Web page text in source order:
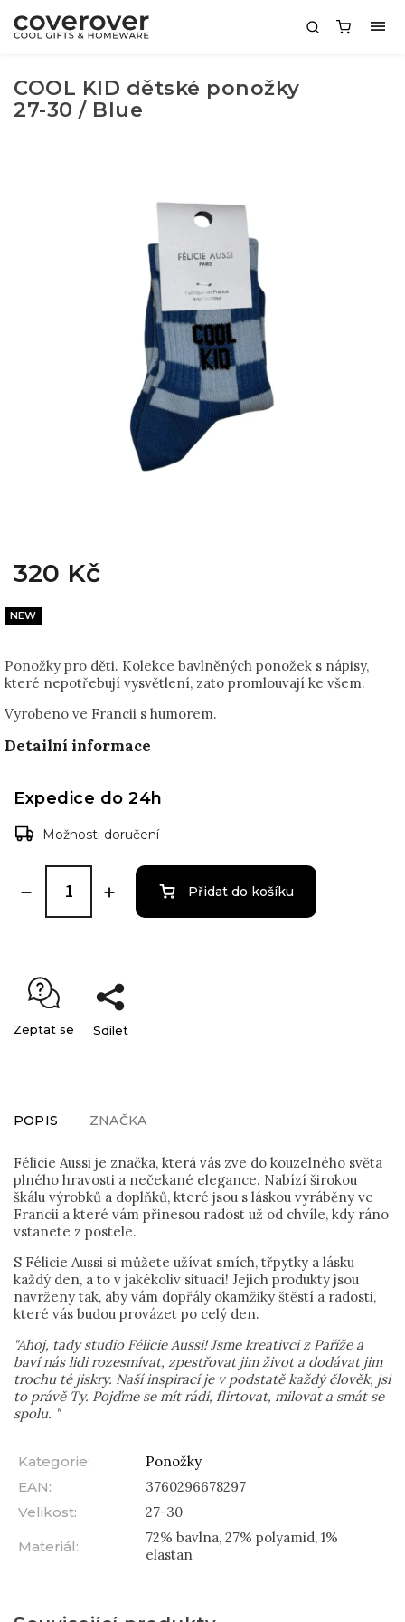
COOL KID dětské ponožky
27-30 / Blue
320 Kč
Ponožky pro děti. Kolekce bavlněných ponožek s nápisy,
které nepotřebují vysvětlení, zato promlouvají ke všem.
Vyrobeno ve Francii s humorem.
Detailní informace
NEW
Expedice do 24h
Možnosti doručení
Přidat do košíku
Zeptat se Sdílet
POPIS ZNAČKA
Félicie Aussi je značka, která vás zve do kouzelného světa
plného hravosti a nečekané elegance. Nabízí širokou
škálu výrobků a doplňků, které jsou s láskou vyráběny ve
Francii a které vám přinesou radost už od chvíle, kdy ráno
vstanete z postele.
S Félicie Aussi si můžete užívat smích, třpytky a lásku
každý den, a to v jakékoliv situaci! Jejich produkty jsou
navrženy tak, aby vám dopřály okamžiky štěstí a radosti,
které vás budou provázet po celý den.
"Ahoj, tady studio Félicie Aussi! Jsme kreativci z Paříže a
baví nás lidi rozesmívat, zpestřovat jim život a dodávat jim
trochu té jiskry. Naší inspirací je v podstatě každý člověk, jsi
to právě Ty. Pojďme se mít rádi, flirtovat, milovat a smát se
spolu. "
Kategorie:
Ponožky
EAN:
3760296678297
Velikost:
27-30
Materiál:
72% bavlna, 27% polyamid, 1%
elastan